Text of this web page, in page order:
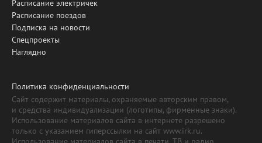
Расписание электричек
Расписание поездов
Подписка на новости
Спецпроекты
Наглядно
Политика конфиденциальности
Сайт содержит материалы, охраняемые авторским правом,
и средства индивидуализации (логотипы, фирменные знаки).
Использование материалов сайта в интернете разрешено
только с указанием гиперссылки на сайт www.irk.ru.